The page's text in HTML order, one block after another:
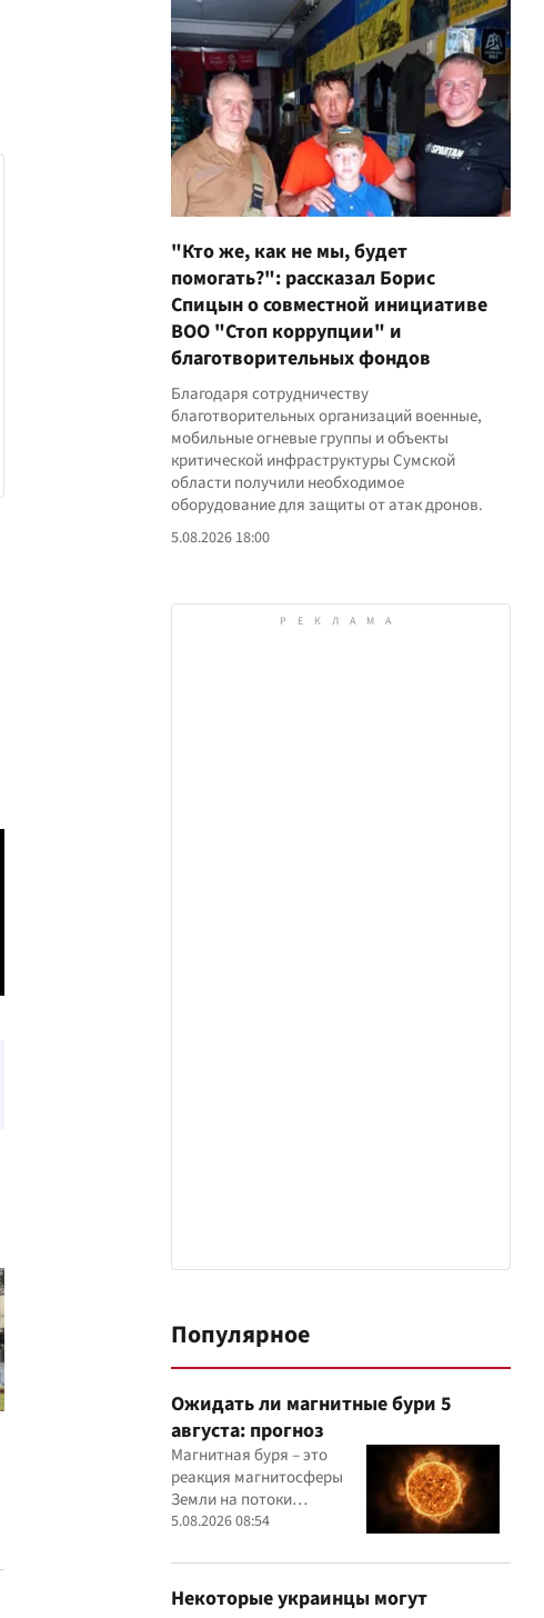
"Кто же, как не мы, будет
помогать?": рассказал Борис
Спицын о совместной инициативе
ВОО "Стоп коррупции" и
благотворительных фондов
Благодаря сотрудничеству
благотворительных организаций военные,
мобильные огневые группы и объекты
критической инфраструктуры Сумской
области получили необходимое
оборудование для защиты от атак дронов.
5.08.2026 18:00
Популярное
Ожидать ли магнитные бури 5
августа: прогноз
Магнитная буря – это
реакция магнитосферы
Земли на потоки
заряженных частиц,
5.08.2026 08:54
Некоторые украинцы могут